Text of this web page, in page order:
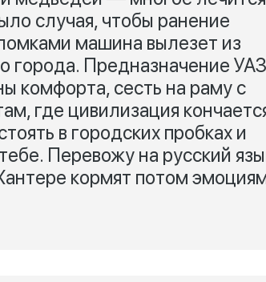
случая, чтобы ранение
машина вылезет из
города. Предназначение
комфорта, сесть на раму с
где цивилизация
в городских пробках и
Перевожу на русский
кормят потом